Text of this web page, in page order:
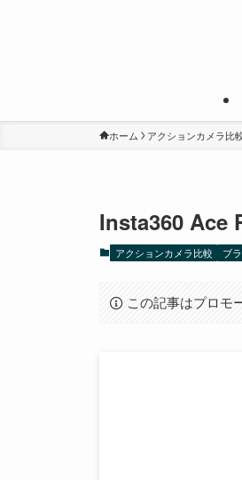
ホーム アクションカメラ比
Insta360 Ace
アクションカメラ比較 ブ
この記事はプロモ